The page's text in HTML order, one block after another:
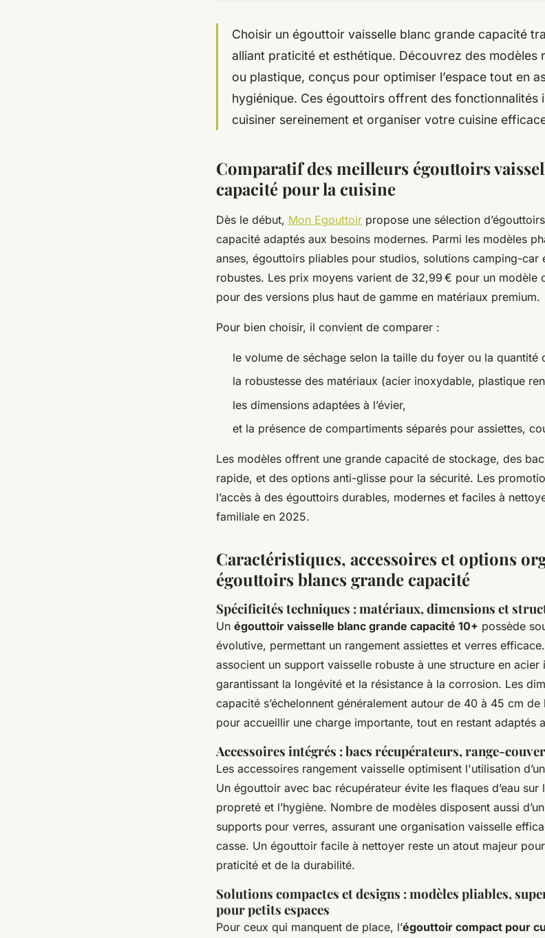
Choisir un égouttoir vaisselle blanc grande capacité
alliant praticité et esthétique. Découvrez des modèles
ou plastique, conçus pour optimiser l’espace tout en
hygiénique. Ces égouttoirs offrent des fonctionnalités
cuisiner sereinement et organiser votre cuisine
Comparatif des meilleurs égouttoirs
capacité pour la cuisine
Dès le début, Mon Egouttoir propose une sélection
capacité adaptés aux besoins modernes. Parmi les modèles
anses, égouttoirs pliables pour studios, solutions camping-
robustes. Les prix moyens varient de 32,99 € pour un modèle
pour des versions plus haut de gamme en matériaux premium.
Pour bien choisir, il convient de comparer :
le volume de séchage selon la taille du foyer ou la quantité
la robustesse des matériaux (acier inoxydable, plastique
les dimensions adaptées à l’évier,
et la présence de compartiments séparés pour assiettes,
Les modèles offrent une grande capacité de stockage, des
rapide, et des options anti-glisse pour la sécurité. Les
l’accès à des égouttoirs durables, modernes et faciles à
familiale en 2025.
Caractéristiques, accessoires et options
égouttoirs blancs grande capacité
Spécificités techniques : matériaux, dimensions et
Un égouttoir vaisselle blanc grande capacité 10+ possède
évolutive, permettant un rangement assiettes et verres
associent un support vaisselle robuste à une structure en
garantissant la longévité et la résistance à la corrosion. Les
capacité s’échelonnent généralement autour de 40 à 45 cm
pour accueillir une charge importante, tout en restant adaptés
Accessoires intégrés : bacs récupérateurs, range-
Les accessoires rangement vaisselle optimisent l'utilisation
Un égouttoir avec bac récupérateur évite les flaques d’eau
propreté et l’hygiène. Nombre de modèles disposent aussi
supports pour verres, assurant une organisation vaisselle
casse. Un égouttoir facile à nettoyer reste un atout majeur
praticité et de la durabilité.
Solutions compactes et designs : modèles pliables,
pour petits espaces
Pour ceux qui manquent de place, l’égouttoir compact pour